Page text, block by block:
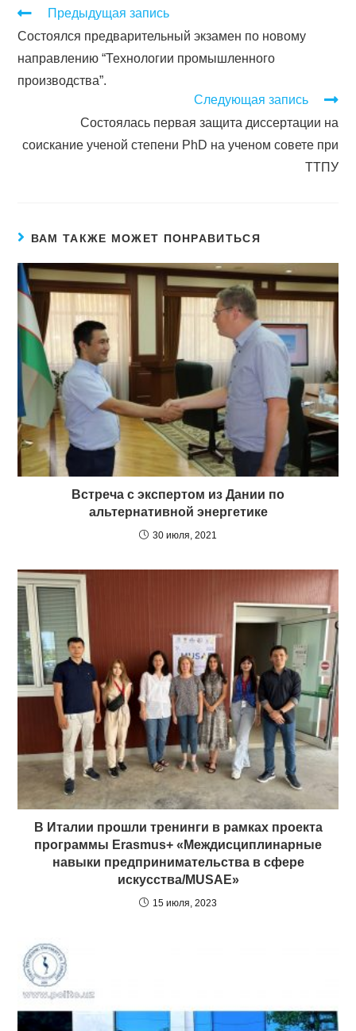
Предыдущая запись
Состоялся предварительный экзамен по новому
направлению “Технологии промышленного
производства”.
Следующая запись
Состоялась первая защита диссертации на
соискание ученой степени PhD на ученом совете при
ТТПУ
ВАМ ТАКЖЕ МОЖЕТ ПОНРАВИТЬСЯ
Встреча с экспертом из Дании по
альтернативной энергетике
30 июля, 2021
В Италии прошли тренинги в рамках проекта
программы Erasmus+ «Междисциплинарные
навыки предпринимательства в сфере
искусства/MUSAE»
15 июля, 2023